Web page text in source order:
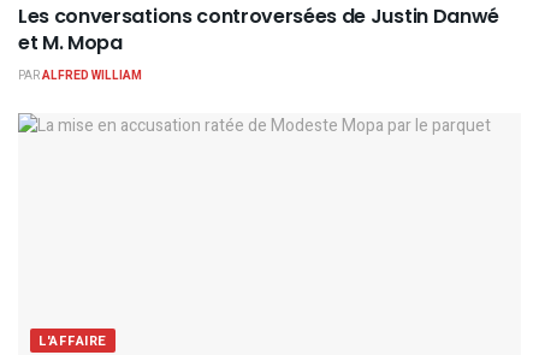
Les conversations controversées de Justin Danwé
et M. Mopa
PARALFRED WILLIAM
L'AFFAIRE